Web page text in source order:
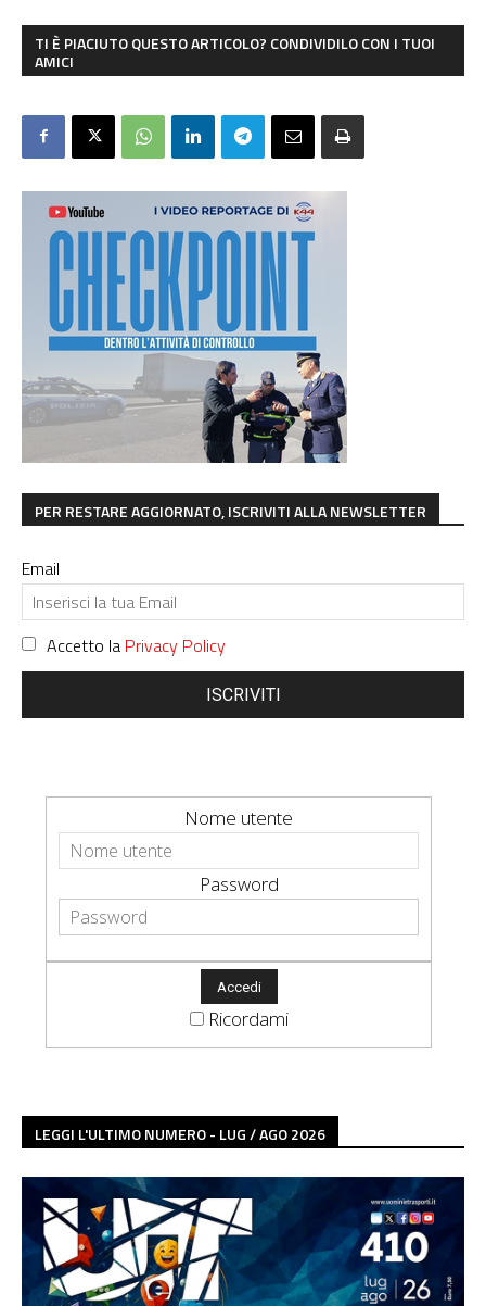
TI È PIACIUTO QUESTO ARTICOLO? CONDIVIDILO CON I TUOI
AMICI
PER RESTARE AGGIORNATO, ISCRIVITI ALLA NEWSLETTER
Email
Accetto la Privacy Policy
ISCRIVITI
Nome utente
Password
Ricordami
LEGGI L'ULTIMO NUMERO - LUG / AGO 2026